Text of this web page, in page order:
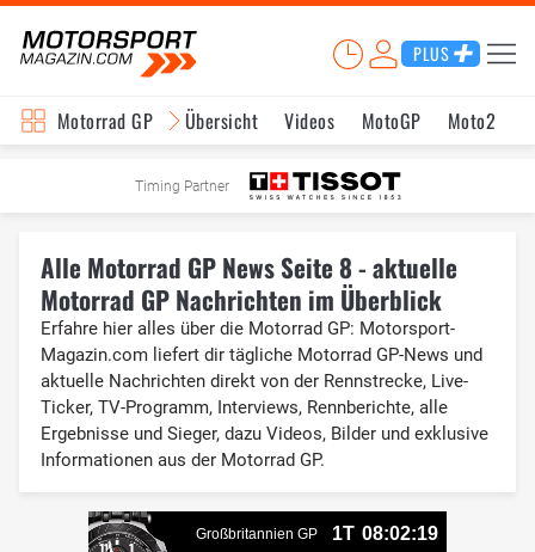
PLUS
Motorrad GP Übersicht Videos MotoGP Moto2
Timing Partner
Alle Motorrad GP News Seite 8 - aktuelle
Motorrad GP Nachrichten im Überblick
Erfahre hier alles über die Motorrad GP: Motorsport-
Magazin.com liefert dir tägliche Motorrad GP-News und
aktuelle Nachrichten direkt von der Rennstrecke, Live-
Ticker, TV-Programm, Interviews, Rennberichte, alle
Ergebnisse und Sieger, dazu Videos, Bilder und exklusive
Informationen aus der Motorrad GP.